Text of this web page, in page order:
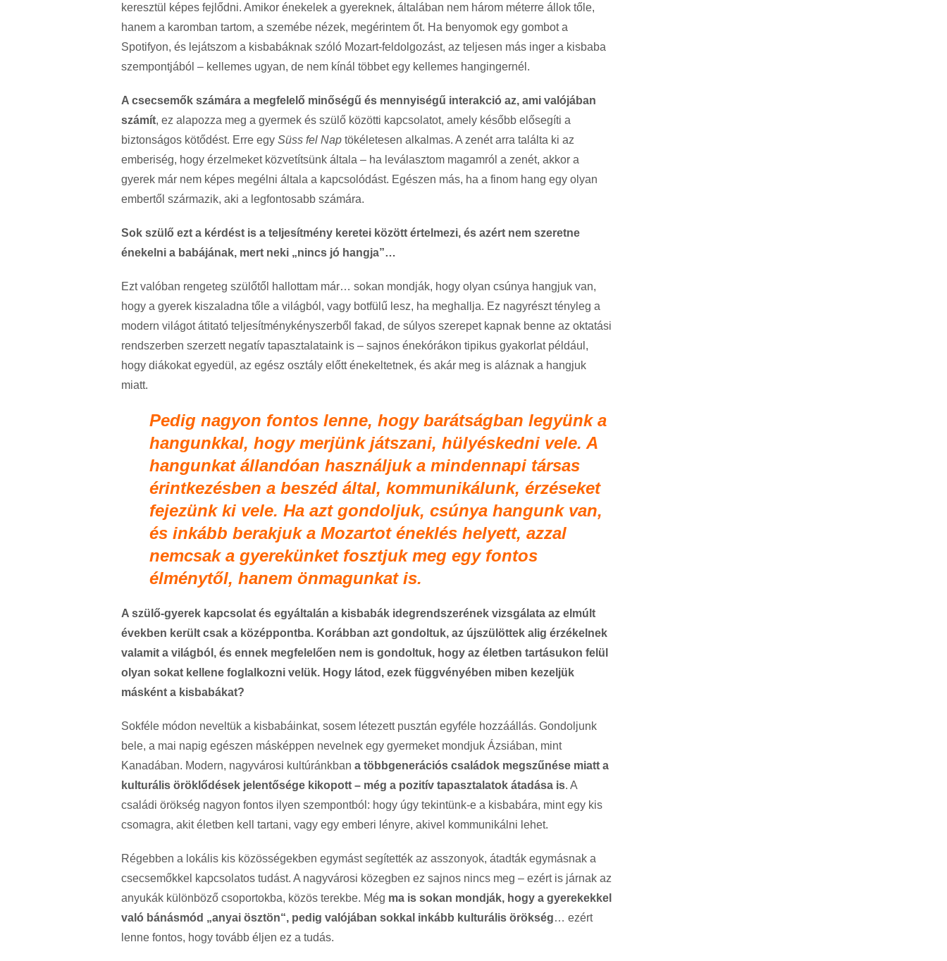
keresztül képes fejlődni. Amikor énekelek a gyereknek, általában nem három méterre állok tőle,
hanem a karomban tartom, a szemébe nézek, megérintem őt. Ha benyomok egy gombot a
Spotifyon, és lejátszom a kisbabáknak szóló Mozart-feldolgozást, az teljesen más inger a kisbaba
szempontjából – kellemes ugyan, de nem kínál többet egy kellemes hangingernél.
A csecsemők számára a megfelelő minőségű és mennyiségű interakció az, ami valójában
számít, ez alapozza meg a gyermek és szülő közötti kapcsolatot, amely később elősegíti a
biztonságos kötődést. Erre egy Süss fel Nap tökéletesen alkalmas. A zenét arra találta ki az
emberiség, hogy érzelmeket közvetítsünk általa – ha leválasztom magamról a zenét, akkor a
gyerek már nem képes megélni általa a kapcsolódást. Egészen más, ha a finom hang egy olyan
embertől származik, aki a legfontosabb számára.
Sok szülő ezt a kérdést is a teljesítmény keretei között értelmezi, és azért nem szeretne
énekelni a babájának, mert neki „nincs jó hangja”…
Ezt valóban rengeteg szülőtől hallottam már… sokan mondják, hogy olyan csúnya hangjuk van,
hogy a gyerek kiszaladna tőle a világból, vagy botfülű lesz, ha meghallja. Ez nagyrészt tényleg a
modern világot átitató teljesítménykényszerből fakad, de súlyos szerepet kapnak benne az oktatási
rendszerben szerzett negatív tapasztalataink is – sajnos énekórákon tipikus gyakorlat például,
hogy diákokat egyedül, az egész osztály előtt énekeltetnek, és akár meg is aláznak a hangjuk
miatt.
Pedig nagyon fontos lenne, hogy barátságban legyünk a
hangunkkal, hogy merjünk játszani, hülyéskedni vele. A
hangunkat állandóan használjuk a mindennapi társas
érintkezésben a beszéd által, kommunikálunk, érzéseket
fejezünk ki vele. Ha azt gondoljuk, csúnya hangunk van,
és inkább berakjuk a Mozartot éneklés helyett, azzal
nemcsak a gyerekünket fosztjuk meg egy fontos
élménytől, hanem önmagunkat is.
A szülő-gyerek kapcsolat és egyáltalán a kisbabák idegrendszerének vizsgálata az elmúlt
években került csak a középpontba. Korábban azt gondoltuk, az újszülöttek alig érzékelnek
valamit a világból, és ennek megfelelően nem is gondoltuk, hogy az életben tartásukon felül
olyan sokat kellene foglalkozni velük. Hogy látod, ezek függvényében miben kezeljük
másként a kisbabákat?
Sokféle módon neveltük a kisbabáinkat, sosem létezett pusztán egyféle hozzáállás. Gondoljunk
bele, a mai napig egészen másképpen nevelnek egy gyermeket mondjuk Ázsiában, mint
Kanadában. Modern, nagyvárosi kultúránkban a többgenerációs családok megszűnése miatt a
kulturális öröklődések jelentősége kikopott – még a pozitív tapasztalatok átadása is. A
családi örökség nagyon fontos ilyen szempontból: hogy úgy tekintünk-e a kisbabára, mint egy kis
csomagra, akit életben kell tartani, vagy egy emberi lényre, akivel kommunikálni lehet.
Régebben a lokális kis közösségekben egymást segítették az asszonyok, átadták egymásnak a
csecsemőkkel kapcsolatos tudást. A nagyvárosi közegben ez sajnos nincs meg – ezért is járnak az
anyukák különböző csoportokba, közös terekbe. Még ma is sokan mondják, hogy a gyerekekkel
való bánásmód „anyai ösztön“, pedig valójában sokkal inkább kulturális örökség… ezért
lenne fontos, hogy tovább éljen ez a tudás.